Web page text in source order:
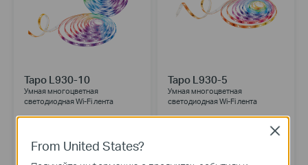
Tapo L930-10
Умная многоцветная
светодиодная Wi-Fi лента
Tapo L930-5
Умная многоцветная
светодиодная Wi-Fi лента
From United States?
Close